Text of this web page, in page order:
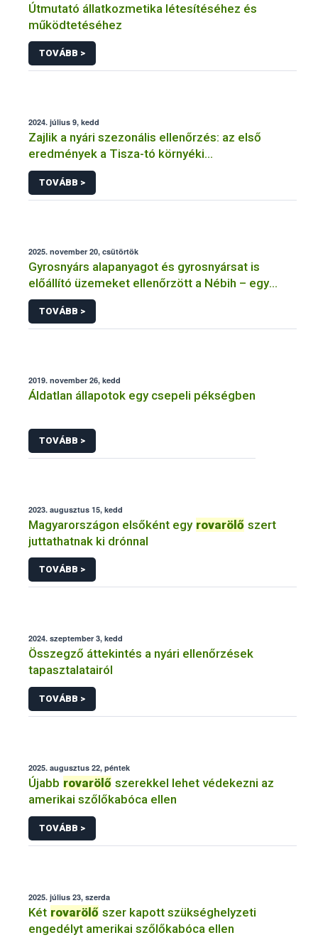
Útmutató állatkozmetika létesítéséhez és
működtetéséhez
TOVÁBB >
2024. július 9, kedd
Zajlik a nyári szezonális ellenőrzés: az első
eredmények a Tisza-tó környéki
vendéglátóhelyekről érkeztek
TOVÁBB >
2025. november 20, csütörtök
Gyrosnyárs alapanyagot és gyrosnyársat is
előállító üzemeket ellenőrzött a Nébih – egy
üzem működését azonnal felfüggesztették
TOVÁBB >
2019. november 26, kedd
Áldatlan állapotok egy csepeli pékségben
TOVÁBB >
2023. augusztus 15, kedd
Magyarországon elsőként egy rovarölő szert
juttathatnak ki drónnal
TOVÁBB >
2024. szeptember 3, kedd
Összegző áttekintés a nyári ellenőrzések
tapasztalatairól
TOVÁBB >
2025. augusztus 22, péntek
Újabb rovarölő szerekkel lehet védekezni az
amerikai szőlőkabóca ellen
TOVÁBB >
2025. július 23, szerda
Két rovarölő szer kapott szükséghelyzeti
engedélyt amerikai szőlőkabóca ellen